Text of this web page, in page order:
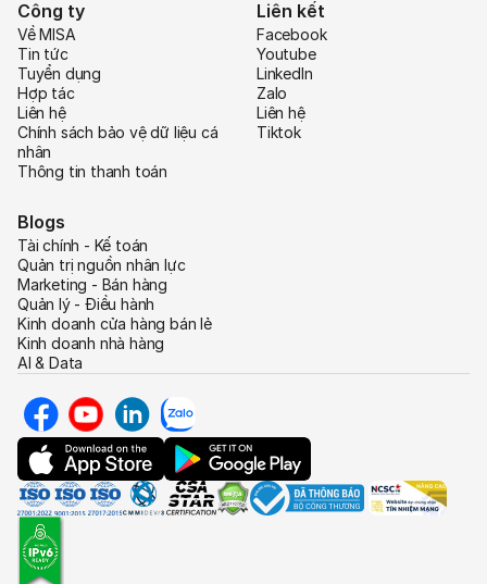
Công ty
Về MISA
Tin tức
Tuyển dụng
Hợp tác
Liên hệ
Chính sách bảo vệ dữ liệu cá
nhân
Thông tin thanh toán
Liên kết
Facebook
Youtube
LinkedIn
Zalo
Liên hệ
Tiktok
Blogs
Tài chính - Kế toán
Quản trị nguồn nhân lực
Marketing - Bán hàng
Quản lý - Điều hành
Kinh doanh cửa hàng bán lẻ
Kinh doanh nhà hàng
AI & Data